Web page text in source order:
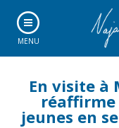
MENU
En visite à
réaffirme
jeunes en